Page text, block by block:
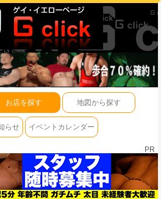
お店を探す 地図から探す
らせ イベントカレンダー
PR